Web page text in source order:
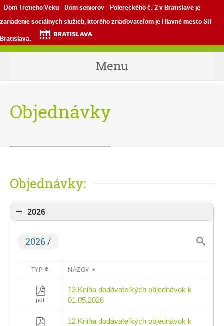
Dom Tretieho Veku - Dom seniorov - Polereckého č. 2 v Bratislave je
zariadenie sociálnych služieb, ktorého zriaďovateľom je Hlavné mesto SR
Bratislava.
Menu
Objednávky
Objednávky:
2026
2026/
TYP NÁZOV
pdf
13 Kniha dodávateľkých objednávok k
01.05.2026
12 Kniha dodávateľkých objednávok k